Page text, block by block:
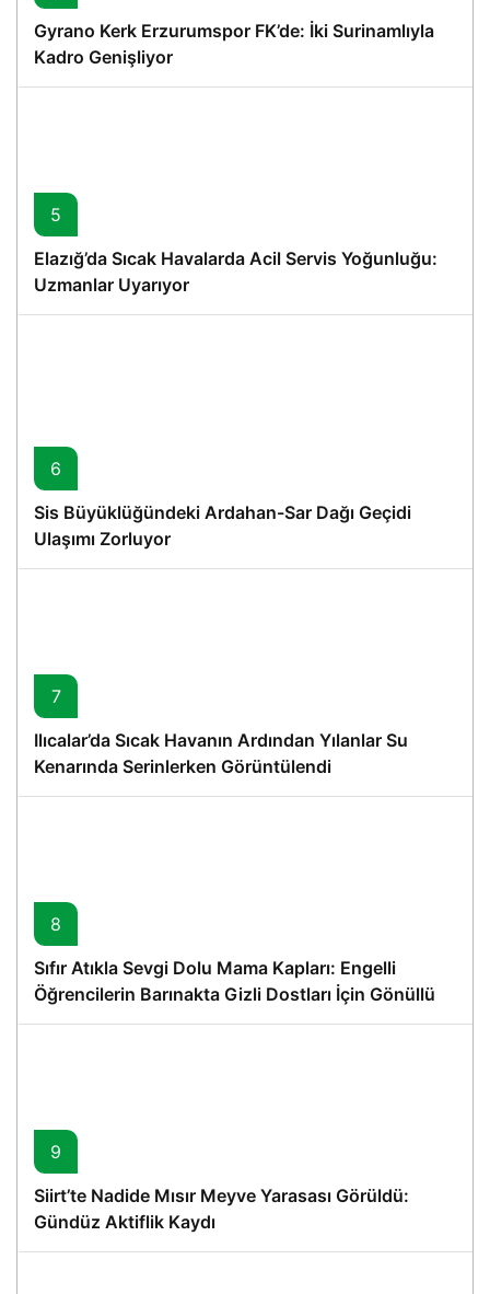
Gyrano Kerk Erzurumspor FK’de: İki Surinamlıyla
Kadro Genişliyor
5
Elazığ’da Sıcak Havalarda Acil Servis Yoğunluğu:
Uzmanlar Uyarıyor
6
Sis Büyüklüğündeki Ardahan-Sar Dağı Geçidi
Ulaşımı Zorluyor
7
Ilıcalar’da Sıcak Havanın Ardından Yılanlar Su
Kenarında Serinlerken Görüntülendi
8
Sıfır Atıkla Sevgi Dolu Mama Kapları: Engelli
Öğrencilerin Barınakta Gizli Dostları İçin Gönüllü
Proje
9
Siirt’te Nadide Mısır Meyve Yarasası Görüldü:
Gündüz Aktiflik Kaydı